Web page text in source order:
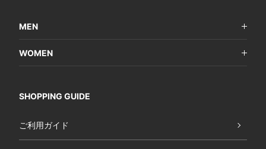
MEN
WOMEN
SHOPPING GUIDE
ご利用ガイド